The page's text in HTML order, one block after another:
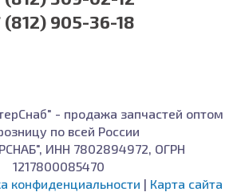
(812) 905-36-18
- продажа запчастей оптом
по всей России
ИНН 7802894972, ОГРН
1217800085470
конфиденциальности | Карта сайта